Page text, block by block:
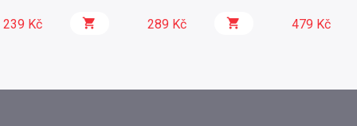
239 Kč 289 Kč 479 Kč